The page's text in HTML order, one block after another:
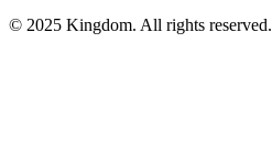
© 2025 Kingdom. All rights reserved.